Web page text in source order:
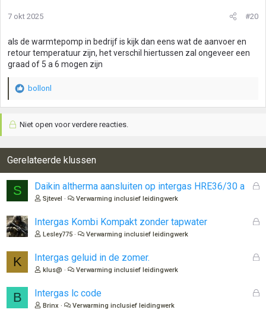
7 okt 2025 #20
als de warmtepomp in bedrijf is kijk dan eens wat de aanvoer en
retour temperatuur zijn, het verschil hiertussen zal ongeveer een
graad of 5 a 6 mogen zijn
W
r
e
r
n
g
e
:
bollonl
Niet open voor verdere reacties.
Gerelateerde klussen
S
G
n
Daikin altherma aansluiten op intergas HRE36/30 a
Sjtevel Verwarming inclusief leidingwerk
G
n
Intergas Kombi Kompakt zonder tapwater
Lesley775 Verwarming inclusief leidingwerk
K
G
Intergas geluid in de zomer.
klus@ Verwarming inclusief leidingwerk
B
G
Intergas lc code
Brinx Verwarming inclusief leidingwerk